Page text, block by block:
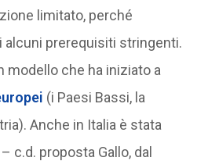
limitato, perché
alcuni prerequisiti stringenti.
modello che ha iniziato a
(i Paesi Bassi, la
Anche in Italia è stata
c.d. proposta Gallo, dal